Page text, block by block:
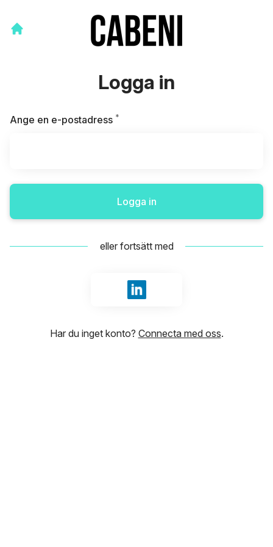
Logga in
Ange en e-postadress *
Logga in
eller fortsätt med
Logga in med LinkedIn
Har du inget konto? Connecta med oss.